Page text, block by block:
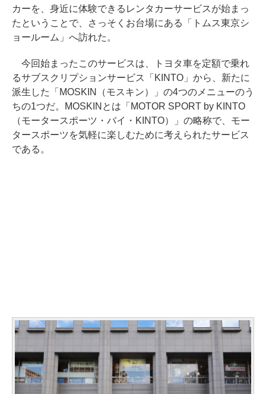
カーを、身近に体験できるレンタカーサービスが始まっ
たということで、さっそくお台場にある「トムス東京シ
ョールーム」へ訪れた。
今回始まったこのサービスは、トヨタ車を定額で乗れ
るサブスクリプションサービス「KINTO」から、新たに
派生した「MOSKIN（モスキン）」の4つのメニューのう
ちの1つだ。MOSKINとは「MOTOR SPORT by KINTO
（モータースポーツ・バイ・KINTO）」の略称で、モー
タースポーツを気軽に楽しむために考えられたサービス
である。